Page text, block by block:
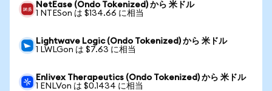
NetEase (Ondo Tokenized) から 米ドル
1 NTESon は $134.66 に相当
Lightwave Logic (Ondo Tokenized) から 米ドル
1 LWLGon は $7.63 に相当
Enlivex Therapeutics (Ondo Tokenized) から 米ドル
1 ENLVon は $0.1434 に相当